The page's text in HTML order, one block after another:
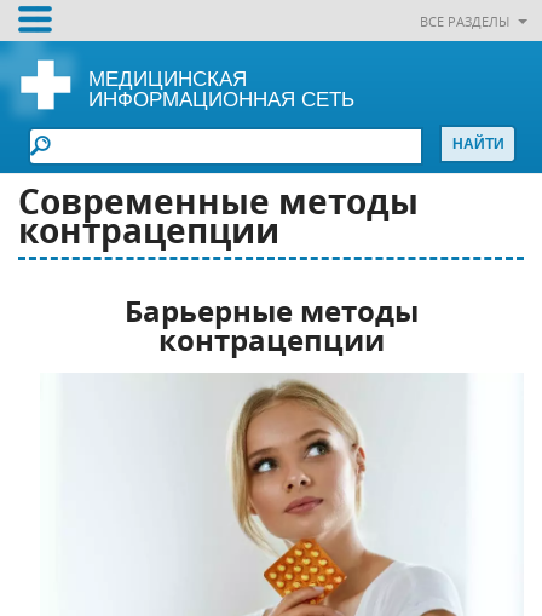
ВСЕ РАЗДЕЛЫ
МЕДИЦИНСКАЯ
ИНФОРМАЦИОННАЯ СЕТЬ
Современные методы
контрацепции
Барьерные методы
контрацепции